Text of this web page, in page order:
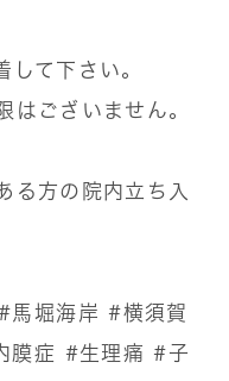
して下さい。
はございません。
る方の院内立ち入
#馬堀海岸 #横須賀
膜症 #生理痛 #子